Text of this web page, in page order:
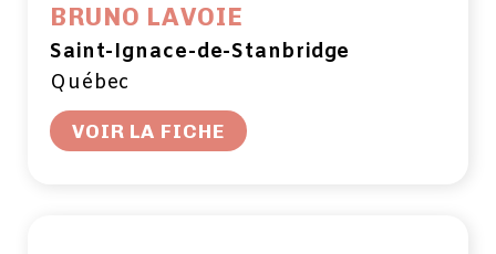
BRUNO LAVOIE
Saint-Ignace-de-Stanbridge
Québec
VOIR LA FICHE